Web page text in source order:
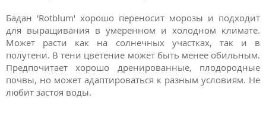
Бадан 'Rotblum' хорошо переносит морозы и подходит
для выращивания в умеренном и холодном климате.
Может расти как на солнечных участках, так и в
полутени. В тени цветение может быть менее обильным.
Предпочитает хорошо дренированные, плодородные
почвы, но может адаптироваться к разным условиям. Не
любит застоя воды.